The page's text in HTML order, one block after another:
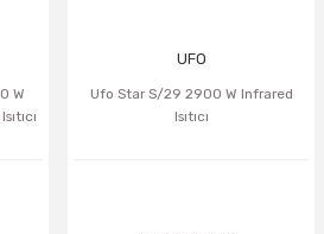
W
UFO
Ufo Star S/29 2900 W Infrared
Isıtıcı